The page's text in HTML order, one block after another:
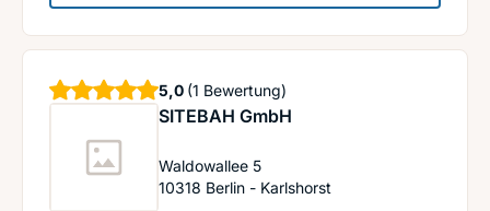
SITEBAH GmbH
Waldowallee 5
10318 Berlin - Karlshorst
5,0 Sterne
(1 Bewertung)